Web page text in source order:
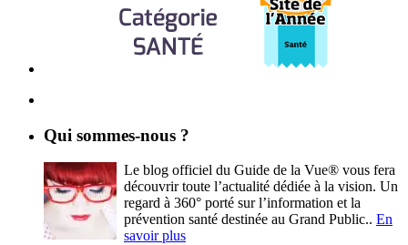
Qui sommes-nous ?
Le blog officiel du Guide de la Vue® vous fera
découvrir toute l’actualité dédiée à la vision. Un
regard à 360° porté sur l’information et la
prévention santé destinée au Grand Public.. En
savoir plus